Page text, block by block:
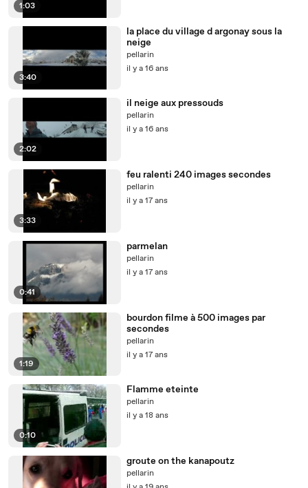
1:03
3:40
la place du village d argonay sous la
neige
pellarin
il y a 16 ans
2:02
il neige aux pressouds
pellarin
il y a 16 ans
3:33
feu ralenti 240 images secondes
pellarin
il y a 17 ans
0:41
parmelan
pellarin
il y a 17 ans
1:19
bourdon filme à 500 images par
secondes
pellarin
il y a 17 ans
0:10
Flamme eteinte
pellarin
il y a 18 ans
groute on the kanapoutz
pellarin